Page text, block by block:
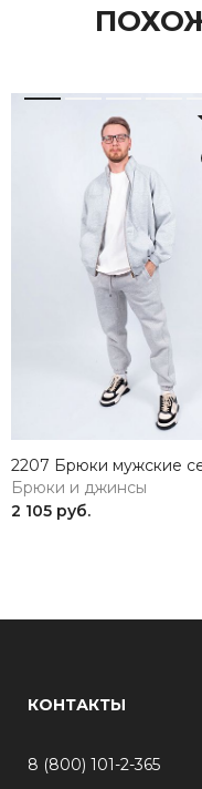
Брюки и джинсы
2 105 руб.
КОНТАКТЫ
8 (800) 101-2-365